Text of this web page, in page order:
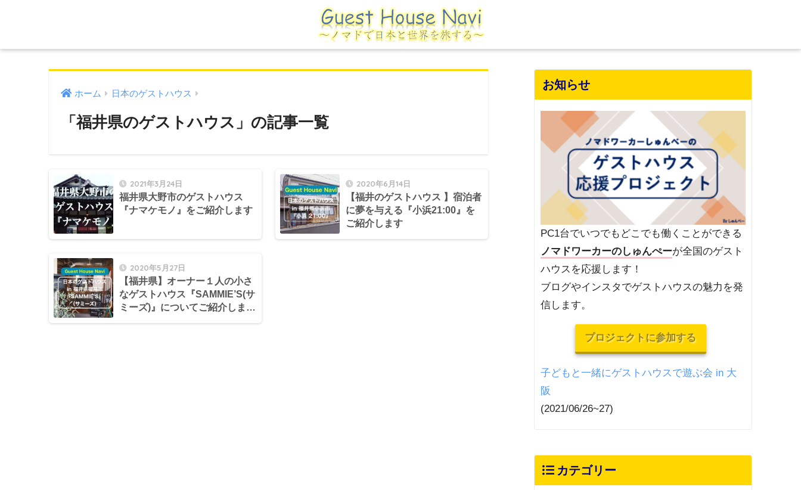
ホーム 日本のゲストハウス
「福井県のゲストハウス」の記事一覧
2021年3月24日
福井県大野市のゲストハウス
『ナマケモノ』をご紹介します
2020年6月14日
【福井のゲストハウス 】宿泊者
に夢を与える『小浜21:00』を
ご紹介します
2020年5月27日
【福井県】オーナー１人の小さ
なゲストハウス『SAMMIE’S(サ
ミーズ)』についてご紹介しま
お知らせ
PC1台でいつでもどこでも働くことができる
ノマドワーカーのしゅんぺーが全国のゲスト
ハウスを応援します！
ブログやインスタでゲストハウスの魅力を発
信します。
プロジェクトに参加する
子どもと一緒にゲストハウスで遊ぶ会 in 大
阪
(2021/06/26~27)
カテゴリー